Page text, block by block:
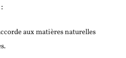
aux matières naturelles